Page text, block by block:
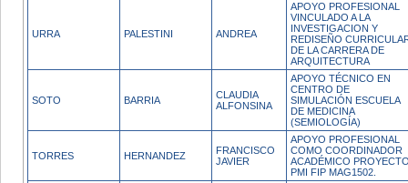
URRA PALESTINI ANDREA
APOYO PROFESIONAL
VINCULADO A LA
INVESTIGACION Y
REDISEÑO
DE LA CARRERA DE
ARQUITECTURA
SOTO BARRIA
CLAUDIA
ALFONSINA
APOYO TÉCNICO EN
CENTRO DE
SIMULACIÓN ESCUELA
DE MEDICINA
(SEMIOLOGÍA)
TORRES HERNANDEZ
FRANCISCO
JAVIER
APOYO PROFESIONAL
COMO COORDINADOR
ACADÉMICO
PMI FIP MAG1502.